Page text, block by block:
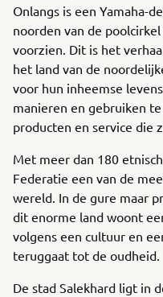
Onlangs is een Yamaha-
noorden van de
voorzien. Dit is het
het land van de
voor hun inheemse
manieren en gebruiken
producten en service die
Met meer dan 180
Federatie een van de
wereld. In de gure maar
dit enorme land woont
volgens een cultuur en
teruggaat tot de oudheid.
De stad Salekhard ligt in